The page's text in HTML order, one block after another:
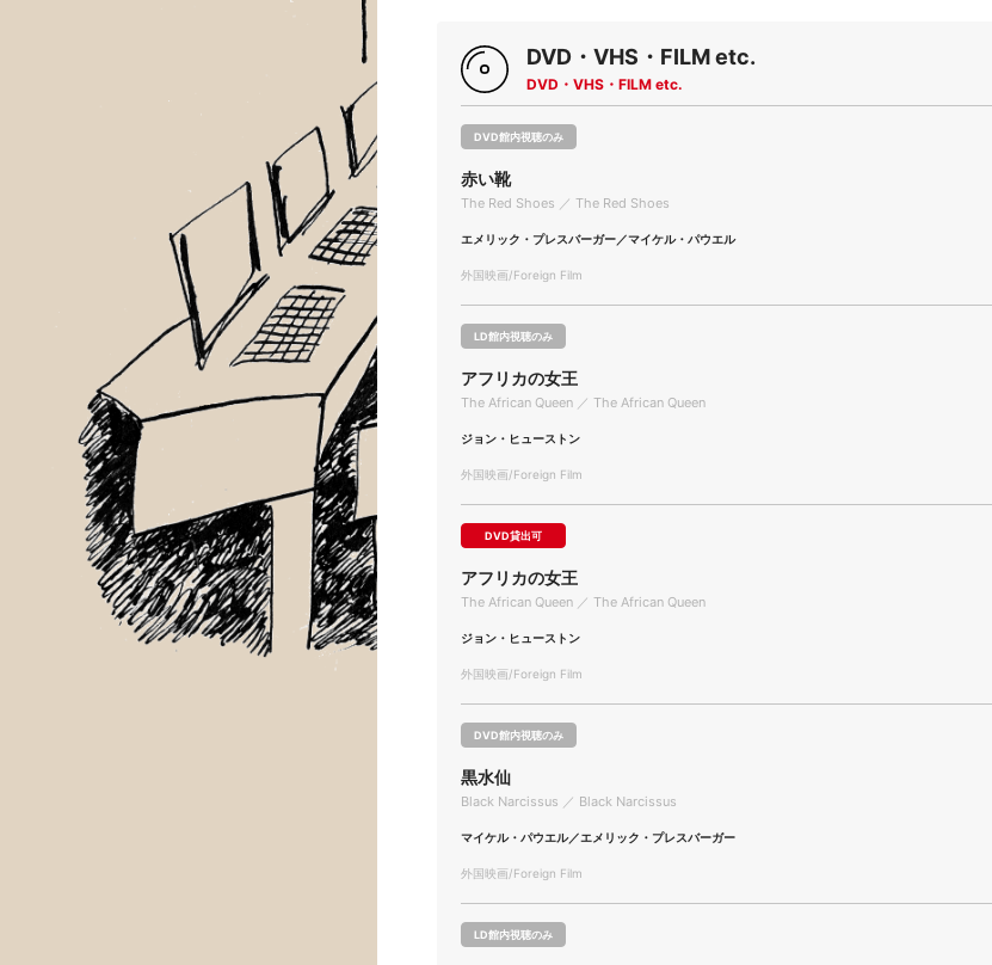
DVD・VHS・FILM etc.
DVD・VHS・FILM etc.
DVD館内視聴のみ
赤い靴
The Red Shoes ／ The Red Shoes
エメリック・プレスバーガー／マイケル・パウエル
外国映画/Foreign Film
LD館内視聴のみ
アフリカの女王
The African Queen ／ The African Queen
ジョン・ヒューストン
外国映画/Foreign Film
DVD貸出可
アフリカの女王
The African Queen ／ The African Queen
ジョン・ヒューストン
外国映画/Foreign Film
DVD館内視聴のみ
黒水仙
Black Narcissus ／ Black Narcissus
マイケル・パウエル／エメリック・プレスバーガー
外国映画/Foreign Film
LD館内視聴のみ